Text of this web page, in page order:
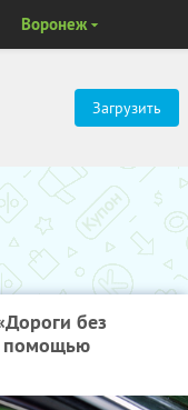
Загрузить
Воронеж
без
помощью